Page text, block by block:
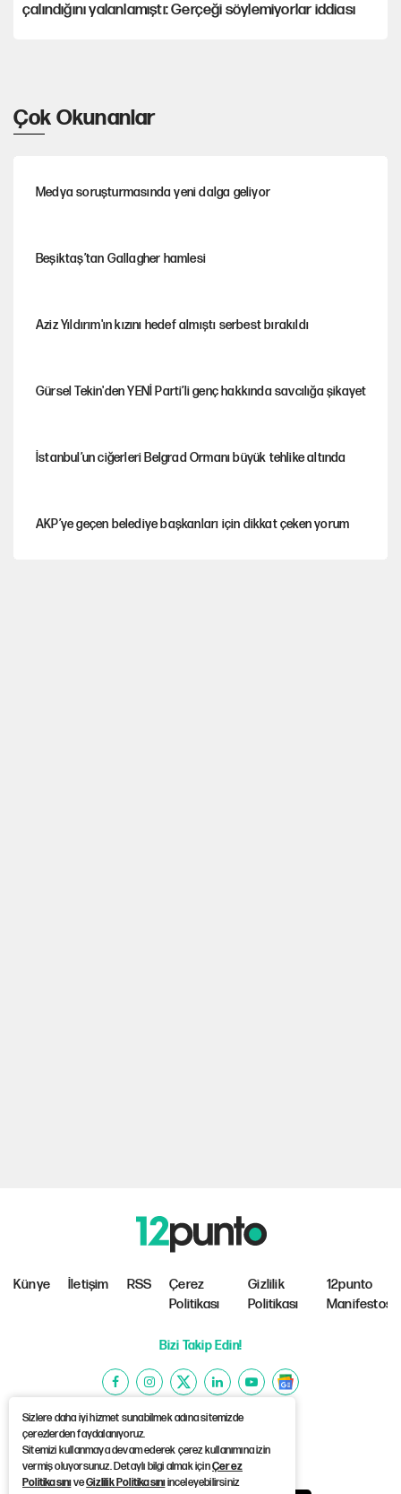
çalındığını yalanlamıştı: Gerçeği söylemiyorlar iddiası
Çok Okunanlar
Medya soruşturmasında yeni dalga geliyor
Beşiktaş’tan Gallagher hamlesi
Aziz Yıldırım'ın kızını hedef almıştı serbest bırakıldı
Gürsel Tekin'den YENİ Parti’li genç hakkında savcılığa şikayet
İstanbul’un ciğerleri Belgrad Ormanı büyük tehlike altında
AKP’ye geçen belediye başkanları için dikkat çeken yorum
Sizlere daha iyi hizmet sunabilmek adına sitemizde
çerezlerden faydalanıyoruz.
Sitemizi kullanmaya devam ederek çerez kullanımına izin
vermiş oluyorsunuz. Detaylı bilgi almak içinÇerez
PolitikasınıveGizlilik Politikasınıinceleyebilirsiniz
Künye İletişim RSS
Çerez
Politikası
Gizlilik
Politikası
12punto
Manifestosu
Bizi Takip Edin!
©Copyright 2026 12punto